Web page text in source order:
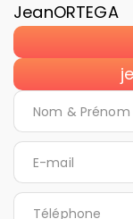
JeanORTEGA